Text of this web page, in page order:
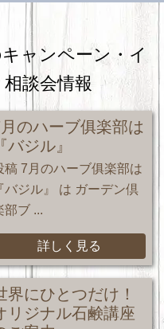
ャンペーン・ イ
談会情報
のハーブ俱楽部は
『バジル』
稿 7月のハーブ俱楽部は
バジル』 は ガーデン倶
部ブ ...
詳しく見る
界にひとつだけ！
リジナル石鹸講座